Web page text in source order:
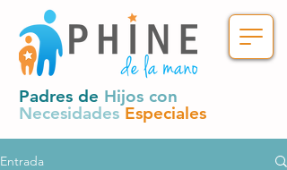
Padres de Hijos con
Necesidades Especiales
Entrada